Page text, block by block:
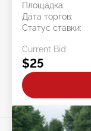
Площадка:
Дата торгов:
Статус ставки:
Current Bid:
$25